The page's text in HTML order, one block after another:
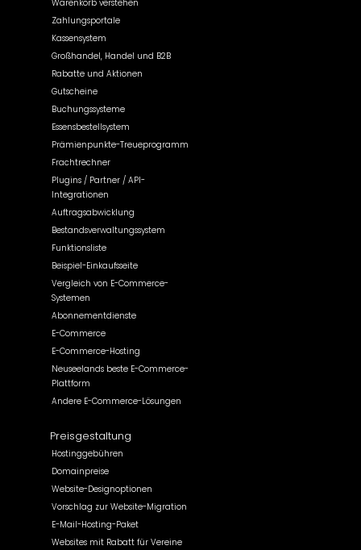
Warenkorb verstehen
Zahlungsportale
Kassensystem
Großhandel, Handel und B2B
Rabatte und Aktionen
Gutscheine
Buchungssysteme
Essensbestellsystem
Prämienpunkte-Treueprogramm
Frachtrechner
Plugins / Partner / API-
Integrationen
Auftragsabwicklung
Bestandsverwaltungssystem
Funktionsliste
Beispiel-Einkaufsseite
Vergleich von E-Commerce-
Systemen
Abonnementdienste
E-Commerce
E-Commerce-Hosting
Neuseelands beste E-Commerce-
Plattform
Andere E-Commerce-Lösungen
Preisgestaltung
Hostinggebühren
Domainpreise
Website-Designoptionen
Vorschlag zur Website-Migration
E-Mail-Hosting-Paket
Websites mit Rabatt für Vereine